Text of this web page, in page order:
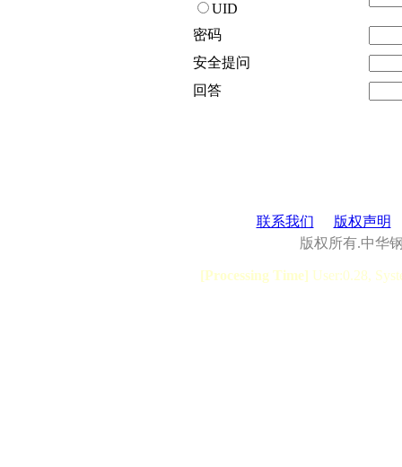
UID
密码
安全提问
回答
联系我们
版权声明
版权所有.中华
[Processing Time] User:0.28,